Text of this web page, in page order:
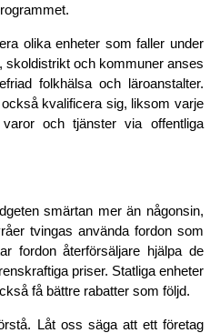
olika enheter som faller under
skoldistrikt och kommuner anses
folkhälsa och läroanstalter.
kvalificera sig, liksom varje
och tjänster via offentliga
smärtan mer än någonsin,
tvingas använda fordon som
fordon återförsäljare hjälpa de
priser. Statliga enheter
få bättre rabatter som följd.
Låt oss säga att ett företag